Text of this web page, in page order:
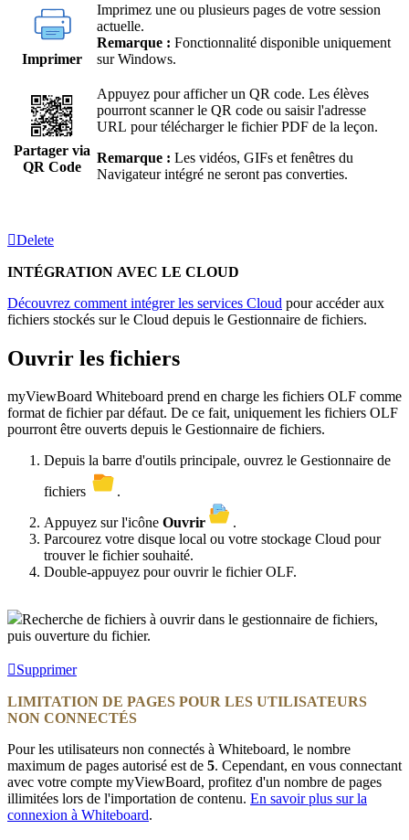
Imprimer
Imprimez une ou plusieurs pages de votre session
actuelle.
Remarque : Fonctionnalité disponible uniquement
sur Windows.
Partager via
QR Code
Appuyez pour afficher un QR code. Les élèves
pourront scanner le QR code ou saisir l'adresse
URL pour télécharger le fichier PDF de la leçon.
Remarque : Les vidéos, GIFs et fenêtres du
Navigateur intégré ne seront pas converties.
Delete
INTÉGRATION AVEC LE CLOUD
Découvrez comment intégrer les services Cloud pour accéder aux
fichiers stockés sur le Cloud depuis le Gestionnaire de fichiers.
Ouvrir les fichiers
myViewBoard Whiteboard prend en charge les fichiers OLF comme
format de fichier par défaut. De ce fait, uniquement les fichiers OLF
pourront être ouverts depuis le Gestionnaire de fichiers.
Depuis la barre d'outils principale, ouvrez le Gestionnaire de
fichiers
.
Appuyez sur l'icône Ouvrir
.
Parcourez votre disque local ou votre stockage Cloud pour
trouver le fichier souhaité.
Double-appuyez pour ouvrir le fichier OLF.
Recherche de fichiers à ouvrir dans le gestionnaire de fichiers,
puis ouverture du fichier.
Supprimer
LIMITATION DE PAGES POUR LES UTILISATEURS
NON CONNECTÉS
Pour les utilisateurs non connectés à Whiteboard, le nombre
maximum de pages autorisé est de 5. Cependant, en vous connectant
avec votre compte myViewBoard, profitez d'un nombre de pages
illimitées lors de l'importation de contenu. En savoir plus sur la
connexion à Whiteboard.